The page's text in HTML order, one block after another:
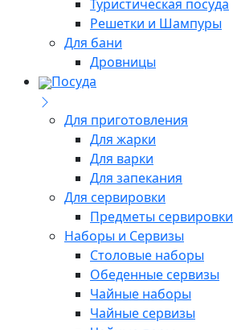
Туристическая посуда
Решетки и Шампуры
Для бани
Дровницы
Посуда
Для приготовления
Для жарки
Для варки
Для запекания
Для сервировки
Предметы сервировки
Наборы и Сервизы
Столовые наборы
Обеденные сервизы
Чайные наборы
Чайные сервизы